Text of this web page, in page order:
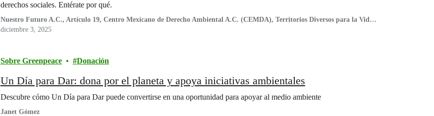
derechos sociales. Entérate por qué.
Nuestro Futuro A.C., Artículo 19, Centro Mexicano de Derecho Ambiental A.C. (CEMDA), Territorios Diversos para la Vida
A.C. (TerraVida), Fundar Centro de Análisis e Investigación A.C., Proyecto de Derechos Económicos, Sociales y Culturales
diciembre 3, 2025
Sobre Greenpeace Donación
Un Día para Dar: dona por el planeta y apoya iniciativas ambientales
Descubre cómo Un Día para Dar puede convertirse en una oportunidad para apoyar al medio ambiente
Janet Gómez